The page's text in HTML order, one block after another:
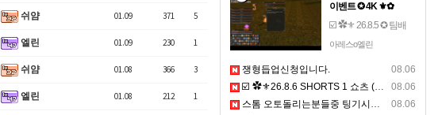
쉬얌 01.09 371 5
엘린 01.09 230 1
쉬얌 01.08 366 3
엘린 01.08 212 1
이벤트 ✪ 4K ⚜✿
☑️ ✿⚜ 26.8.5 ✪ 팀배
이벤트 ✪ 4K ⚜✿☞ 톱
(고화질) 선명하게 영
상을 보세요. ☜
아레스o엘린
08.06
쟁형듭업신청입니다.
08.06
☑️ ✿⚜26.8.6 SHORTS 1 쇼츠 (BGM) ⚜✿
08.06
스톰 오토돌리는분들중 팅기시는분있나요 ?ㅠㅠ